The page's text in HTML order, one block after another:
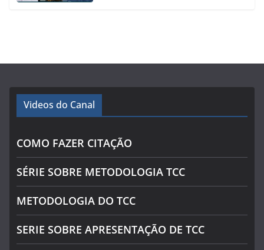
Videos do Canal
COMO FAZER CITAÇÃO
SÉRIE SOBRE METODOLOGIA TCC
METODOLOGIA DO TCC
SERIE SOBRE APRESENTAÇÃO DE TCC